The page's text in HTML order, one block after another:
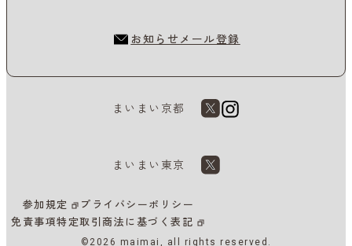
お知らせメール登録
まいまい京都
まいまい東京
参加規定
プライバシーポリシー
免責事項特定取引商法に基づく表記
©2026 maimai, all rights reserved.